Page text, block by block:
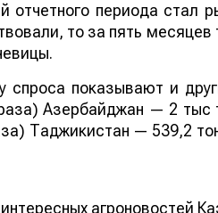
отчетного периода стал
то за пять
спроса показывают и
Азербайджан — 2
Таджикистан — 539,2
агроновостей